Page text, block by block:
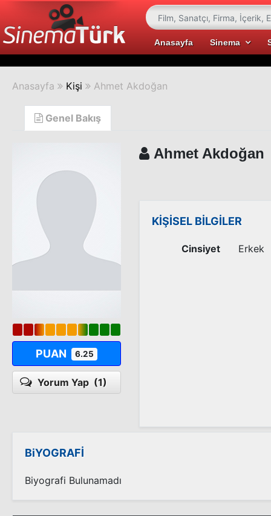
Anasayfa Sinema
Anasayfa Kişi Ahmet Akdoğan
Genel Bakış
PUAN 6.25
Yorum Yap (1)
Ahmet Akdoğan
KİŞİSEL BİLGİLER
Cinsiyet Erkek
BiYOGRAFİ
Biyografi Bulunamadı